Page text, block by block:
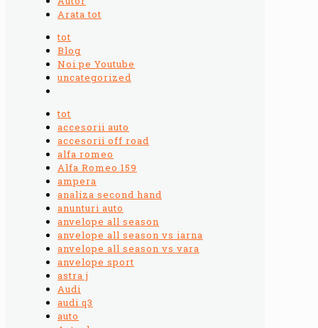
Arata tot
tot
Blog
Noi pe Youtube
uncategorized
tot
accesorii auto
accesorii off road
alfa romeo
Alfa Romeo 159
ampera
analiza second hand
anunturi auto
anvelope all season
anvelope all season vs iarna
anvelope all season vs vara
anvelope sport
astra j
Audi
audi q3
auto